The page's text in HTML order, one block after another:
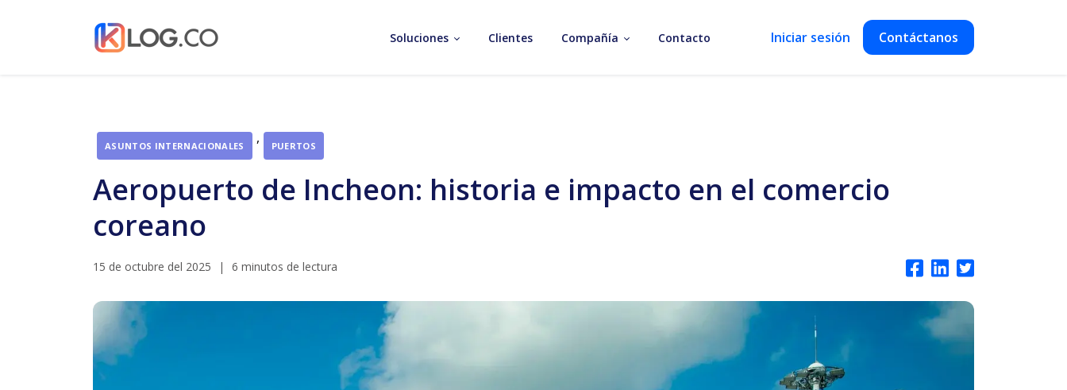
Soluciones Clientes Compañía Contacto Iniciar sesión Contáctanos
ASUNTOS INTERNACIONALES , PUERTOS
Aeropuerto de Incheon: historia e impacto en el comercio
coreano
15 de octubre del 2025 | 6 minutos de lectura